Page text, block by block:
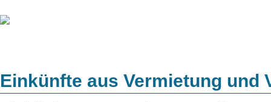
Einkünfte aus Vermietung und